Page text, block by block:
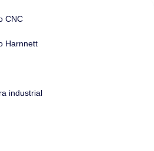
CNC
Harnnett
industrial